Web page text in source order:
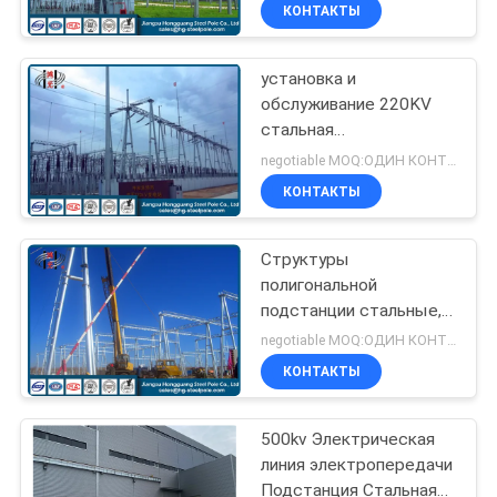
НАС
ПУТЕШЕСТВИЕ
ФАБРИКИ
ПРОВЕРКА
КАЧЕСТВА
СВЯЖИТЕСЬ
МЫ
НОВОСТИ
СПРОСИТЕ
Передача силы
Poles
140
Гальванизированное
стальное Поляк
100
КОНТАКТЫ
установка и
обслуживание 220KV
стальная
электрическая
Switchyard легкая
КОНТАКТЫ
Структуры
полигональной
подстанции стальные,
башня передачи
электроэнергии
negotiable MOQ:ОДИН КОНТЕЙНЕР 40 HQ
КОНТАКТЫ
500kv Электрическая
линия электропередачи
Подстанция Стальная